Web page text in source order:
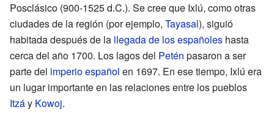
Posclásico (900-1525 d.C.). Se cree que Ixlú, como otras
ciudades de la región (por ejemplo, Tayasal), siguió
habitada después de la llegada de los españoles hasta
cerca del año 1700. Los lagos del Petén pasaron a ser
parte del imperio español en 1697. En ese tiempo, Ixlú era
un lugar importante en las relaciones entre los pueblos
Itzáy Kowoj.